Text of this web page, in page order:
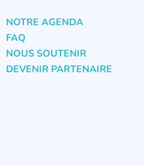
NOTRE AGENDA
FAQ
NOUS SOUTENIR
DEVENIR PARTENAIRE